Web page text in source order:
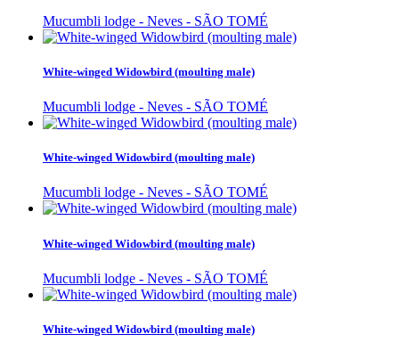
Mucumbli lodge - Neves - SÃO TOMÉ
White-winged Widowbird (moulting male)
Mucumbli lodge - Neves - SÃO TOMÉ
White-winged Widowbird (moulting male)
Mucumbli lodge - Neves - SÃO TOMÉ
White-winged Widowbird (moulting male)
Mucumbli lodge - Neves - SÃO TOMÉ
White-winged Widowbird (moulting male)